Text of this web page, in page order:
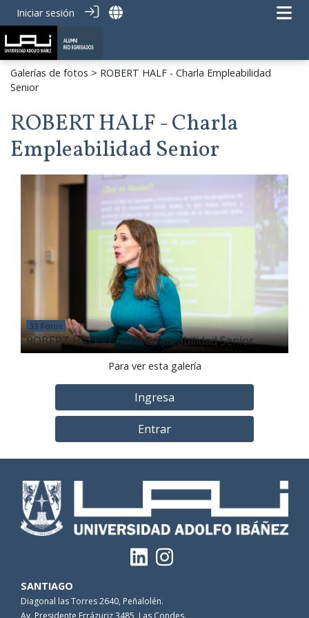
Iniciar sesión
Galerías de fotos > ROBERT HALF - Charla Empleabilidad
Senior
ROBERT HALF - Charla
Empleabilidad Senior
33 Fotos
ROBERT HALF - Charla Empleabilidad Senior
Para ver esta galería
Ingresa
Entrar
SANTIAGO
Diagonal las Torres 2640, Peñalolén.
Av. Presidente Errázuriz 3485, Las Condes.